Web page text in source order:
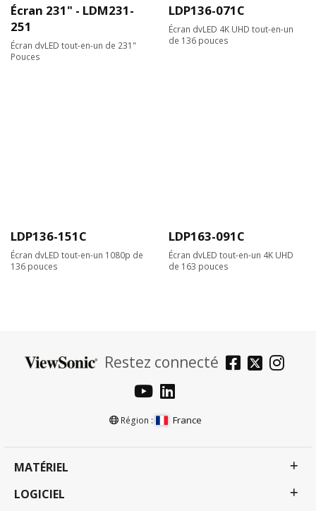
Écran 231" - LDM231-
251
Écran dvLED tout-en-un de 231"
Pouces
LDP136-071C
Écran dvLED 4K UHD tout-en-un
de 136 pouces
LDP136-151C
Écran dvLED tout-en-un 1080p de
136 pouces
LDP163-091C
Écran dvLED tout-en-un 4K UHD
de 163 pouces
Restez connecté
Région : France
MATÉRIEL
LOGICIEL